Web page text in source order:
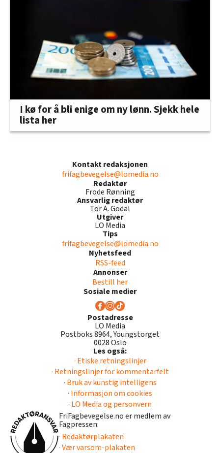
I kø for å bli enige om ny lønn. Sjekk hele
lista her
Kontakt redaksjonen
frifagbevegelse@lomedia.no
Redaktør
Frode Rønning
Ansvarlig redaktør
Tor A. Godal
Utgiver
LO Media
Tips
frifagbevegelse@lomedia.no
Nyhetsfeed
RSS-feed
Annonser
Bestill her
Sosiale medier
Postadresse
LO Media
Postboks 8964, Youngstorget
0028 Oslo
Les også:
· Etiske retningslinjer
· Retningslinjer for kommentarfelt
· Bruk av kunstig intelligens
· Informasjon om cookies
· LO Media og personvern
FriFagbevegelse.no er medlem av
Fagpressen:
· Redaktørplakaten
· Vær varsom-plakaten